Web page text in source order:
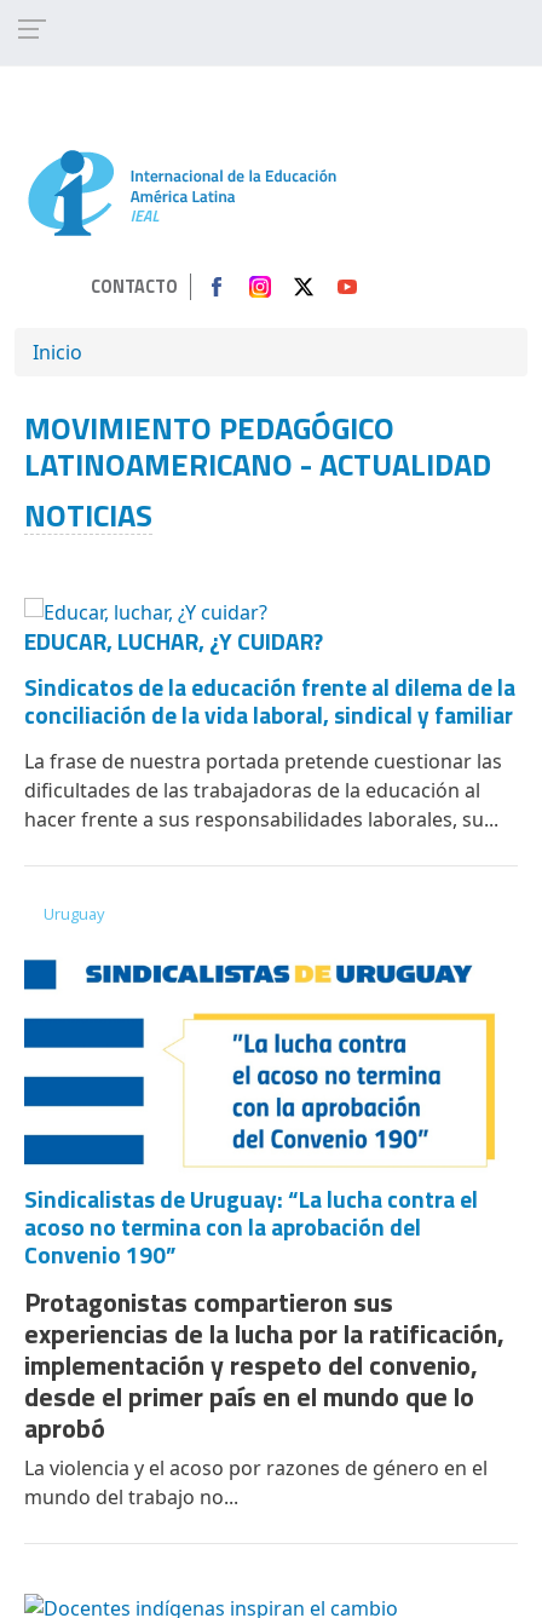
CONTACTO
SOBRESCRIBIR ENLACES DE AYUDA A
Inicio
MOVIMIENTO PEDAGÓGICO
LATINOAMERICANO - ACTUALIDAD
NOTICIAS
EDUCAR, LUCHAR, ¿Y CUIDAR?
Sindicatos de la educación frente al dilema de la
conciliación de la vida laboral, sindical y familiar
La frase de nuestra portada pretende cuestionar las
dificultades de las trabajadoras de la educación al
hacer frente a sus responsabilidades laborales, su...
Uruguay
Sindicalistas de Uruguay: “La lucha contra el
acoso no termina con la aprobación del
Convenio 190”
Protagonistas compartieron sus
experiencias de la lucha por la ratificación,
implementación y respeto del convenio,
desde el primer país en el mundo que lo
aprobó
La violencia y el acoso por razones de género en el
mundo del trabajo no...